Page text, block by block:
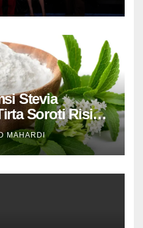
Stevia
Soroti Risiko
D MAHARDI